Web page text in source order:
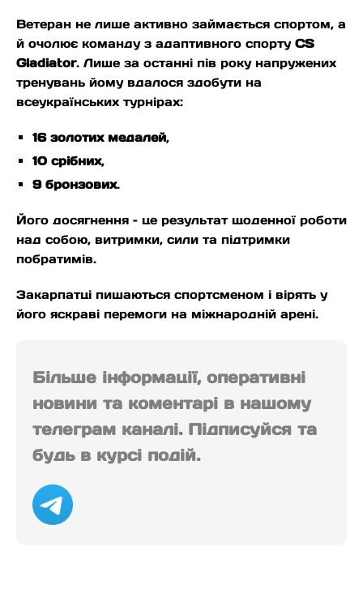
Ветеран не лише активно займається спортом, а
й очолює команду з адаптивного спорту CS
Gladiator. Лише за останні пів року напружених
тренувань йому вдалося здобути на
всеукраїнських турнірах:
16 золотих медалей,
10 срібних,
9 бронзових.
Його досягнення – це результат щоденної роботи
над собою, витримки, сили та підтримки
побратимів.
Закарпатці пишаються спортсменом і вірять у
його яскраві перемоги на міжнародній арені.
Більше інформації, оперативні
новини та коментарі в нашому
телеграм каналі. Підписуйся та
будь в курсі подій.